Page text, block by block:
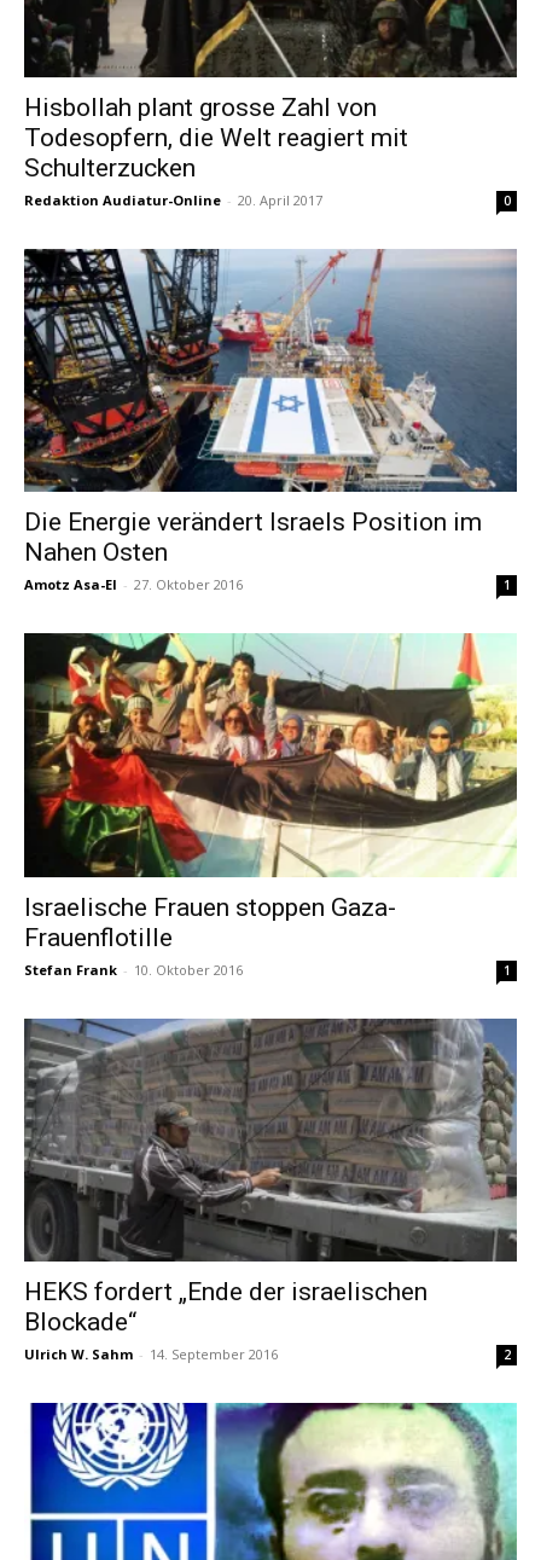
Hisbollah plant grosse Zahl von
Todesopfern, die Welt reagiert mit
Schulterzucken
Redaktion Audiatur-Online - 20. April 2017 0
Die Energie verändert Israels Position im
Nahen Osten
Amotz Asa-El - 27. Oktober 2016 1
Israelische Frauen stoppen Gaza-
Frauenflotille
Stefan Frank - 10. Oktober 2016 1
HEKS fordert „Ende der israelischen
Blockade“
Ulrich W. Sahm - 14. September 2016 2